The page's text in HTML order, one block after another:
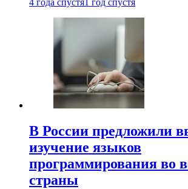
4 года спустя 1 год спустя
В России предложили
изучение языков
программирования во
страны